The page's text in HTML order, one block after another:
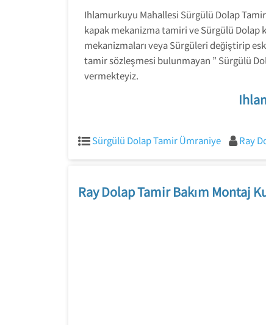
Ihlamurkuyu Mahallesi Sürgülü Dolap
kapak mekanizma tamiri ve Sürgülü Dolap
mekanizmaları veya Sürgüleri değiştirip
tamir sözleşmesi bulunmayan ” Sürgülü
vermekteyiz.
Sürgülü Dolap Tamir Ümraniye Ray
Ray Dolap Tamir Bakım Montaj